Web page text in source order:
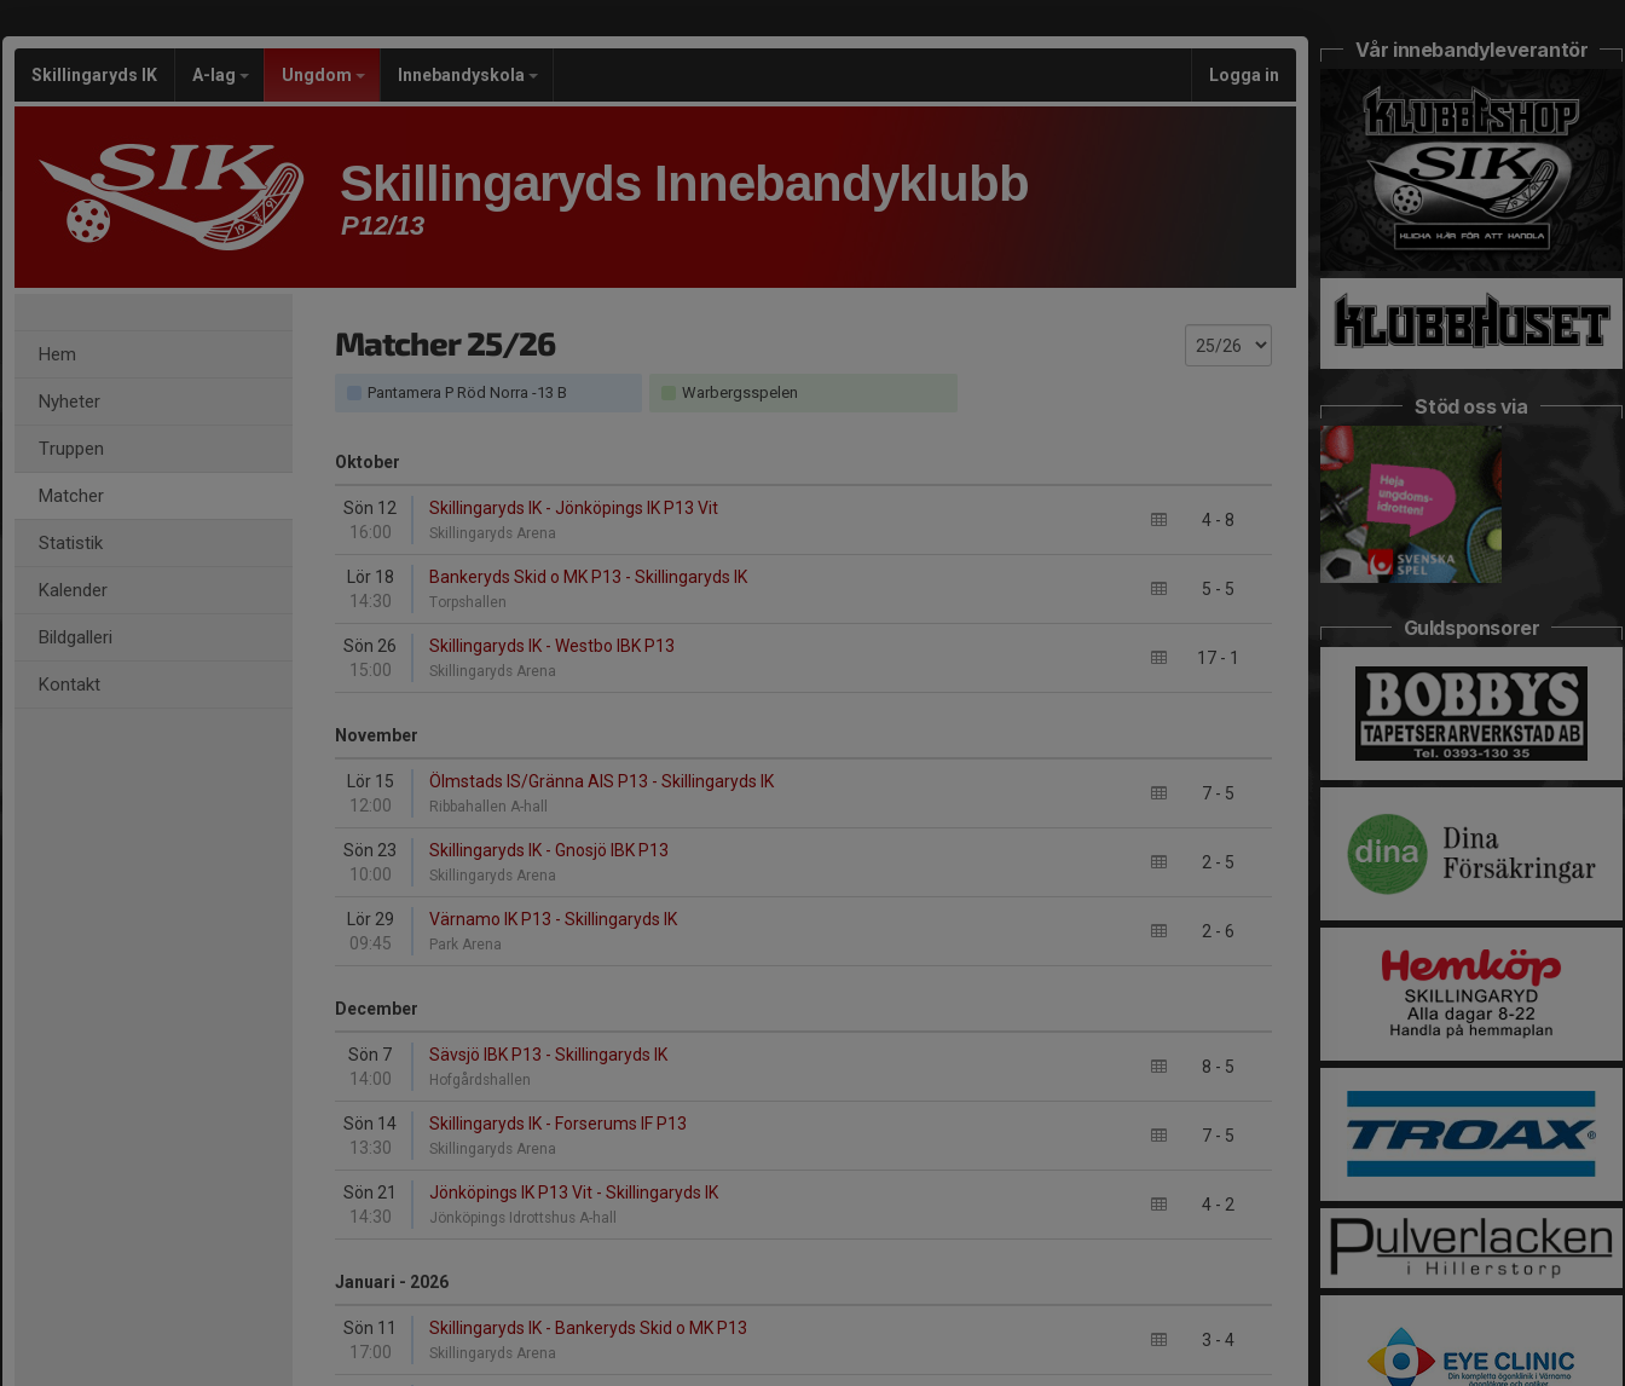
Skillingaryds IK A-lag Ungdom Innebandyskola Logga in
Skillingaryds Innebandyklubb
P12/13
Hem
Nyheter
Truppen
Matcher
Statistik
Kalender
Bildgalleri
Kontakt
Matcher 25/26
Pantamera P Röd Norra -13 B Warbergsspelen
Oktober
Sön 12
16:00
4 - 8
Skillingaryds IK - Jönköpings IK P13 Vit
Skillingaryds Arena
Lör 18
14:30
5 - 5
Bankeryds Skid o MK P13 - Skillingaryds IK
Torpshallen
Sön 26
15:00
17 - 1
Skillingaryds IK - Westbo IBK P13
Skillingaryds Arena
November
Lör 15
12:00
7 - 5
Ölmstads IS/Gränna AIS P13 - Skillingaryds IK
Ribbahallen A-hall
Sön 23
10:00
2 - 5
Skillingaryds IK - Gnosjö IBK P13
Skillingaryds Arena
Lör 29
09:45
2 - 6
Värnamo IK P13 - Skillingaryds IK
Park Arena
December
Sön 7
14:00
8 - 5
Sävsjö IBK P13 - Skillingaryds IK
Hofgårdshallen
Sön 14
13:30
7 - 5
Skillingaryds IK - Forserums IF P13
Skillingaryds Arena
Sön 21
14:30
4 - 2
Jönköpings IK P13 Vit - Skillingaryds IK
Jönköpings Idrottshus A-hall
Januari - 2026
Sön 11
17:00
3 - 4
Skillingaryds IK - Bankeryds Skid o MK P13
Skillingaryds Arena
Vår innebandyleverantör
Stöd oss via
Guldsponsorer